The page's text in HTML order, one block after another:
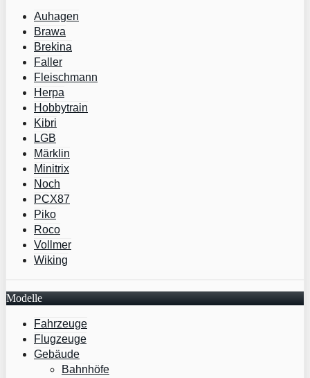
Auhagen
Brawa
Brekina
Faller
Fleischmann
Herpa
Hobbytrain
Kibri
LGB
Märklin
Minitrix
Noch
PCX87
Piko
Roco
Vollmer
Wiking
Modelle
Fahrzeuge
Flugzeuge
Gebäude
Bahnhöfe